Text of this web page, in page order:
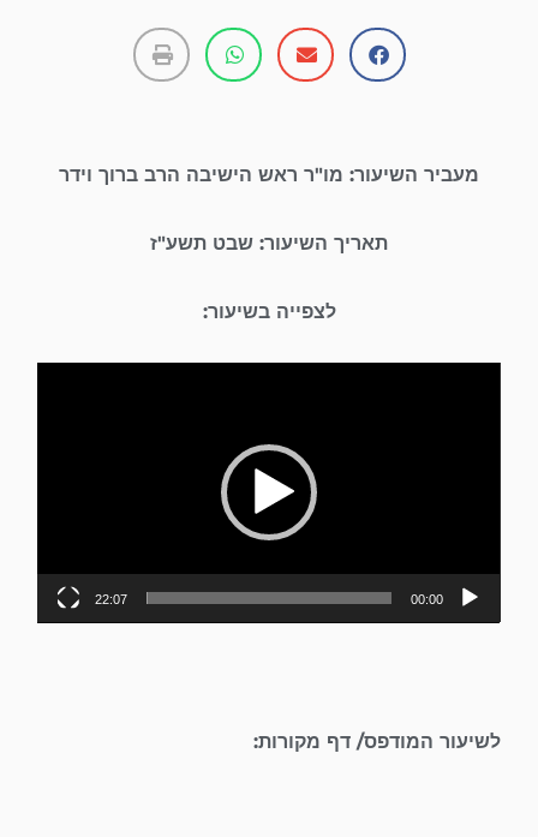
מעביר השיעור: מו"ר ראש הישיבה הרב ברוך וידר
תאריך השיעור: שבט תשע"ז
לצפייה בשיעור:
00:00
22:07
לשיעור המודפס/ דף מקורות: